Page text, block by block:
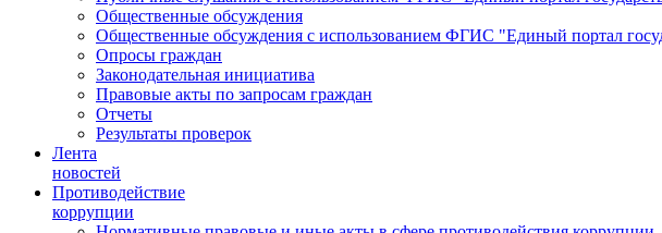
Общественные обсуждения
Общественные обсуждения с использованием ФГИС "Единый портал
Опросы граждан
Законодательная инициатива
Правовые акты по запросам граждан
Отчеты
Результаты проверок
Лента
новостей
Противодействие
коррупции